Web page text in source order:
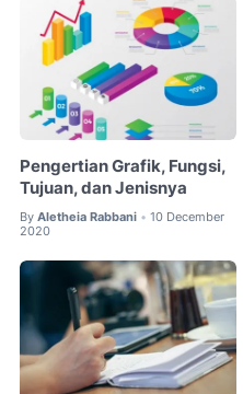
Pengertian Grafik, Fungsi,
Tujuan, dan Jenisnya
By Aletheia Rabbani • 10 December
2020